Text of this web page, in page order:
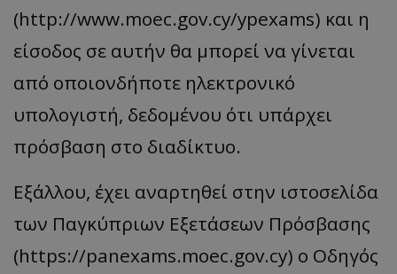
(http://www.moec.gov.cy/ypexams) και η
είσοδος σε αυτήν θα μπορεί να γίνεται
από οποιονδήποτε ηλεκτρονικό
υπολογιστή, δεδομένου ότι υπάρχει
πρόσβαση στο διαδίκτυο.
Εξάλλου, έχει αναρτηθεί στην ιστοσελίδα
των Παγκύπριων Εξετάσεων Πρόσβασης
(https://panexams.moec.gov.cy) ο Οδηγός